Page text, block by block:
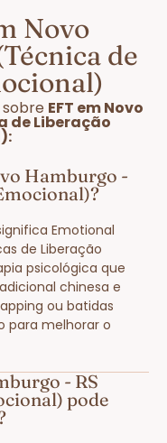
Novo
de
EFT em Novo
de Liberação
Hamburgo -
Emotional
de Liberação
psicológica que
chinesa e
ou batidas
para melhorar o
- RS
pode